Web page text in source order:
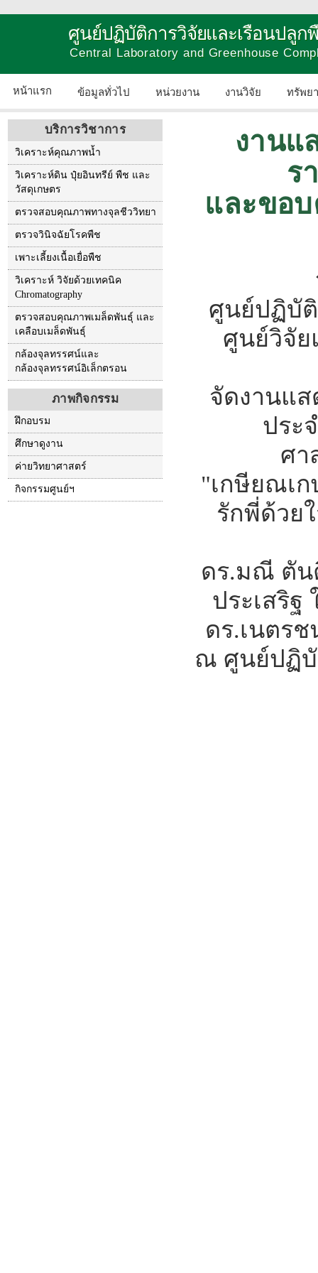
ศูนย์ปฏิบัติการวิจัยและเรือนปลูก
Central Laboratory and Greenhouse
หน้าแรก ข้อมูลทั่วไป หน่วยงาน งานวิจัย ทรัพย
บริการวิชาการ
วิเคราะห์คุณภาพน้ำ
วิเคราะห์ดิน ปุ๋ยอินทรีย์ พืช และ
วัสดุเกษตร
ตรวจสอบคุณภาพทางจุลชีววิทยา
ตรวจวินิจฉัยโรคพืช
เพาะเลี้ยงเนื้อเยื่อพืช
วิเคราะห์ วิจัยด้วยเทคนิค
Chromatography
ตรวจสอบคุณภาพเมล็ดพันธุ์ และ
เคลือบเมล็ดพันธุ์
กล้องจุลทรรศน์และ
กล้องจุลทรรศน์อิเล็กตรอน
ภาพกิจกรรม
ฝึกอบรม
ศึกษาดูงาน
ค่ายวิทยาศาสตร์
กิจกรรมศูนย์ฯ
งานแ
ร
และขอ
ศูนย์ปฏิบั
ศูนย์วิจัย
จัดงานแ
ประ
ศา
"เกษียณเ
รักพี่ด้วย
ดร.มณี ตั
ประเสริ
ดร.เนตร
ณ ศูนย์ปฏิบั